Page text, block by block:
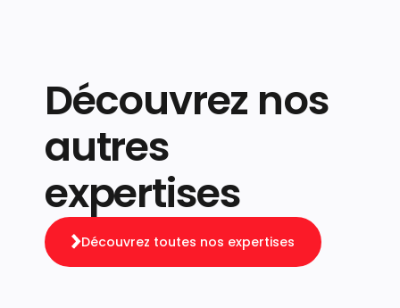
Découvrez nos
autres
expertises
Découvrez toutes nos expertises